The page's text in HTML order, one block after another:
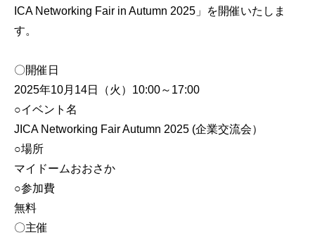
ICA Networking Fair in Autumn 2025」を開催いたしま
す。
〇開催日
2025年10月14日（火）10:00～17:00
○イベント名
JICA Networking Fair Autumn 2025 (企業交流会）
○場所
マイドームおおさか
○参加費
無料
〇主催